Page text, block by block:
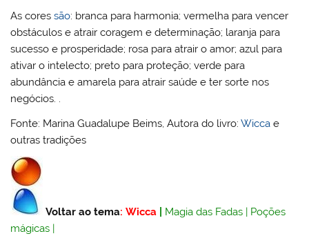
As coressão: branca para harmonia; vermelha para vencer
obstáculos e atrair coragem e determinação; laranja para
sucesso e prosperidade; rosa para atrair o amor; azul para
ativar o intelecto; preto para proteção; verde para
abundância e amarela para atrair saúde e ter sorte nos
negócios. .
Fonte: Marina Guadalupe Beims, Autora do livro:Wicca e
outras tradições
Voltar ao tema: Wicca Magia das Fadas | Poções
mágicas |